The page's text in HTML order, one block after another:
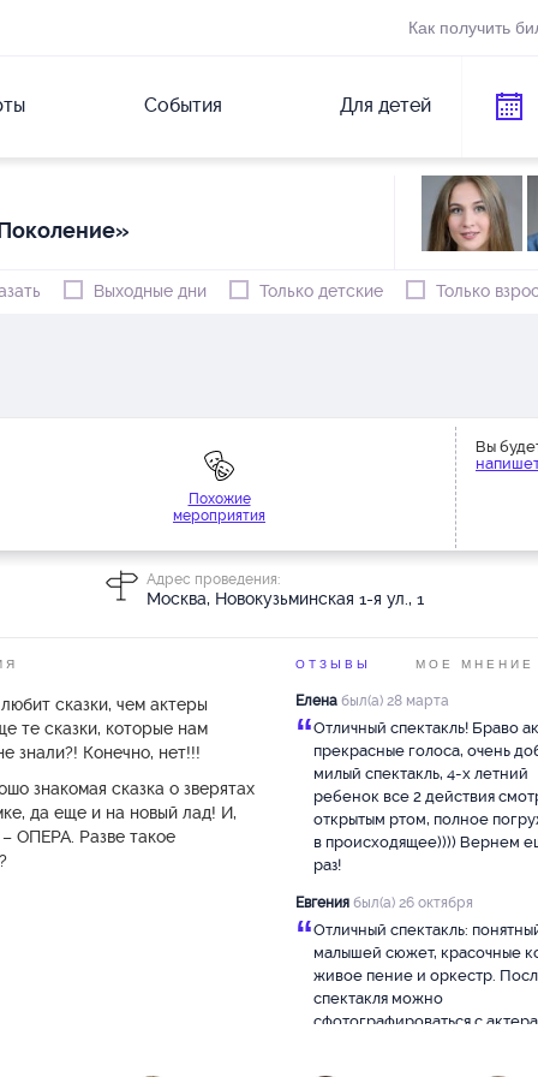
Как получить
События Для детей
Выходные дни Только детские Только
Похожие
мероприятия
Вы
Адрес проведения:
Москва, Новокузьминская 1-я ул., 1
сказки, чем актеры
те сказки, которые нам
знали?! Конечно, нет!!!
знакомая сказка о зверятах
да еще и на новый лад! И,
ОПЕРА. Разве такое
ОТЗЫВЫ МОЕ МНЕНИЕ
Елена был(а) 28 марта
“Отличный спектакль! Браво
прекрасные голоса, очень
милый спектакль, 4-х летний
ребенок все 2 действия
открытым ртом, полное
в происходящее)))) Вернем
раз!
Евгения был(а) 26 октября
“Отличный спектакль:
малышей сюжет, красочные
живое пение и оркестр.
спектакля можно
сфотографироваться с